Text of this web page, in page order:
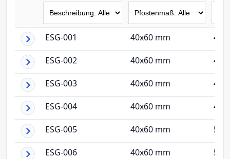
ESG-001 40x60 mm 4
ESG-002 40x60 mm 4
ESG-003 40x60 mm 4
ESG-004 40x60 mm 4
ESG-005 40x60 mm 5
ESG-006 40x60 mm 5